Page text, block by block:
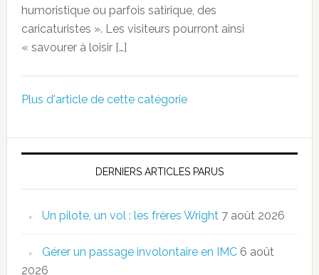
humoristique ou parfois satirique, des
caricaturistes ». Les visiteurs pourront ainsi
« savourer à loisir […]
Plus d'article de cette catégorie
DERNIERS ARTICLES PARUS
Un pilote, un vol : les frères Wright 7 août 2026
Gérer un passage involontaire en IMC 6 août
2026